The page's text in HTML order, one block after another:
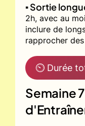
▪️ Sortie
2h, avec au
inclure de
rapprocher
⏲ Durée
Semaine